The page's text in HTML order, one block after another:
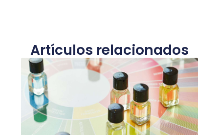
Artículos relacionados